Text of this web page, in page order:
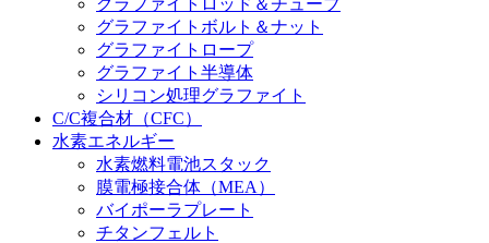
グラファイトボルト＆ナット
グラファイトロープ
グラファイト半導体
シリコン処理グラファイト
C/C複合材（CFC）
水素エネルギー
水素燃料電池スタック
膜電極接合体（MEA）
バイポーラプレート
チタンフェルト